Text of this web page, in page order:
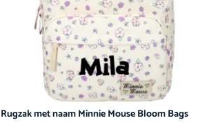
Rugzak met naam Minnie Mouse Bloom Bags